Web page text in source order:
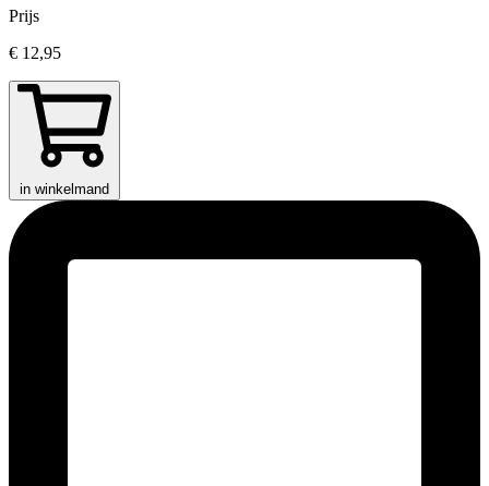
Prijs
€ 12,95
in winkelmand